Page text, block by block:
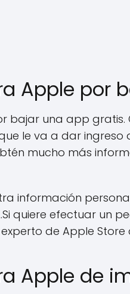
Apple por
bajar una app
le va a dar
mucho más
información
quiere efectuar un
de Apple Store
Apple de